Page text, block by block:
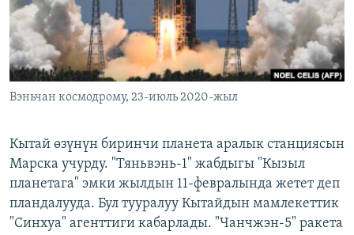
ЫҢГАЙСЫЗ СУРООЛОР
ЭЕ/АРнун бардык сайттары
Вэньчан космодрому, 23-июль 2020-жыл
Кытай өзүнүн биринчи планета аралык станциясын
Марска учурду. "Тяньвэнь-1" жабдыгы "Кызыл
планетага" эмки жылдын 11-февралында жетет деп
пландалууда. Бул тууралуу Кытайдын мамлекеттик
"Синхуа" агенттиги кабарлады. "Чанчжэн-5" ракета